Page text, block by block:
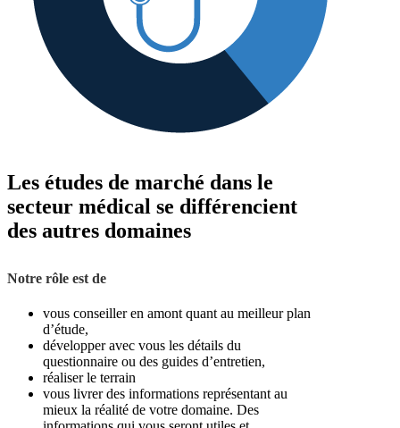
Les études de marché dans le
secteur médical se différencient
des autres domaines
Notre rôle est de
vous conseiller en amont quant au meilleur plan
d’étude,
développer avec vous les détails du
questionnaire ou des guides d’entretien,
réaliser le terrain
vous livrer des informations représentant au
mieux la réalité de votre domaine. Des